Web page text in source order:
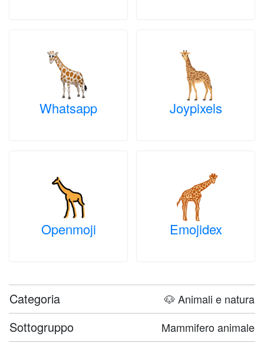
Whatsapp Joypixels
Openmoji Emojidex
Categoria 🐶 Animali e natura
Sottogruppo Mammifero animale